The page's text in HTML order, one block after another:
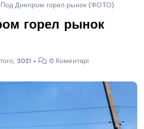
Под Днепром горел рынок (ФОТО)
горел рынок
2021 0 Коментарі